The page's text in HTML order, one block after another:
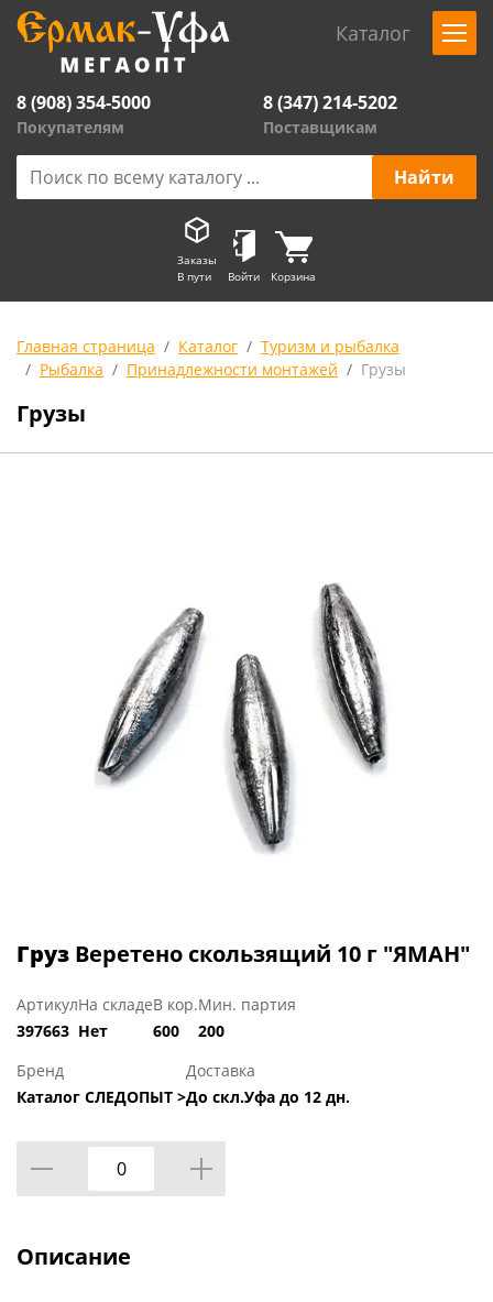
Каталог
8 (908) 354-5000
Покупателям
8 (347) 214-5202
Поставщикам
Заказы
В пути
Войти Корзина
Главная страница Каталог
Туризм и рыбалка
Рыбалка
Принадлежности монтажей Грузы
Грузы
Груз Веретено скользящий 10 г "ЯМАН"
Артикул
397663
На складе
Нет
В кор.
600
Мин. партия
200
Бренд
Каталог СЛЕДОПЫТ >
Доставка
До скл.Уфа до 12 дн.
Описание